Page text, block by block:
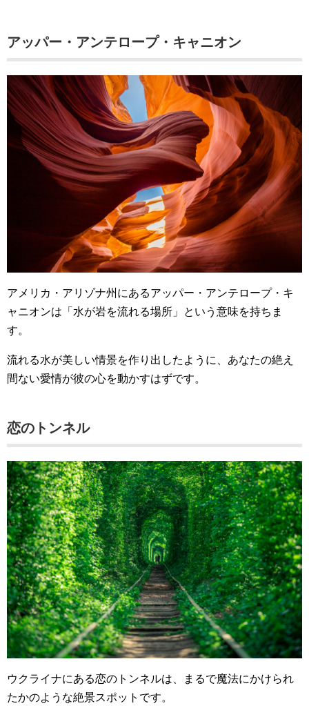
アッパー・アンテロープ・キャニオン
アメリカ・アリゾナ州にあるアッパー・アンテロープ・キ
ャニオンは「水が岩を流れる場所」という意味を持ちま
す。
流れる水が美しい情景を作り出したように、あなたの絶え
間ない愛情が彼の心を動かすはずです。
恋のトンネル
ウクライナにある恋のトンネルは、まるで魔法にかけられ
たかのような絶景スポットです。